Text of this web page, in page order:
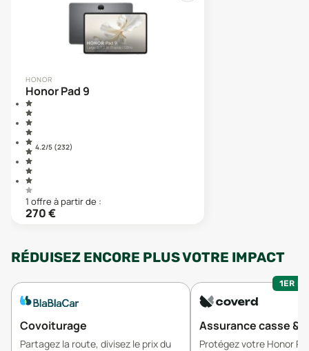
HONOR
Honor Pad 9
4.2/5 (232)
1 offre à partir de :
270€
RÉDUISEZ ENCORE PLUS VOTRE IMPACT
Covoiturage
Partagez la route, divisez le prix du
1ER
Assurance casse &
Protégez votre Honor